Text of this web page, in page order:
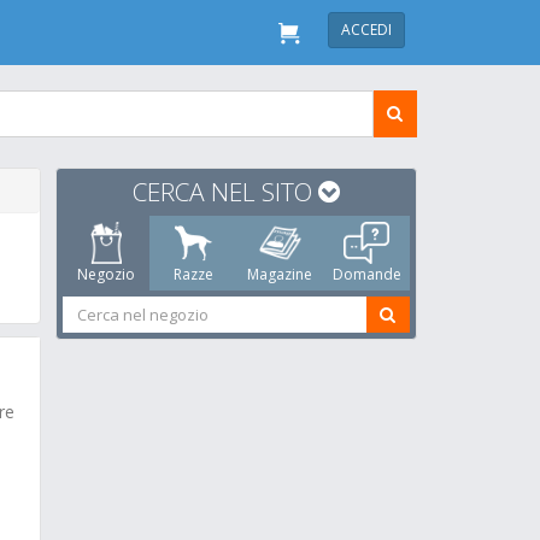
ACCEDI
CERCA NEL SITO
Negozio Razze Magazine Domande